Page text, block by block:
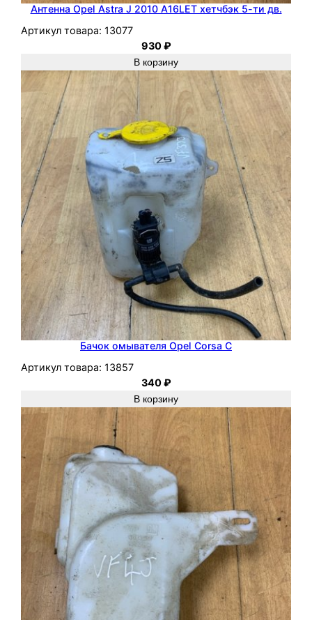
0
0
1
0
X
E
Антенна Opel Astra J 2010 A16LET хетчбэк 5-ти дв.
Артикул товара: 13077
930₽
В корзину
Бачок омывателя Opel Corsa C
Артикул товара: 13857
340₽
В корзину